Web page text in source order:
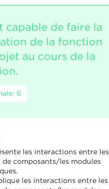
capable de faire la
de la fonction
au cours de la
6
les interactions entre les
de composants/les modules
les interactions entre les